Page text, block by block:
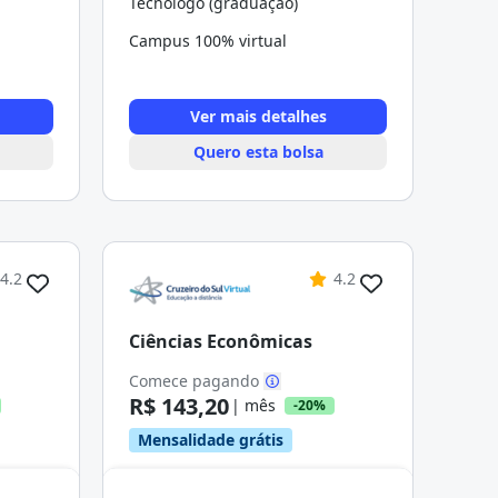
Campus 100% virtual
Ver mais detalhes
Quero esta bolsa
4.2 4.2
Ciências Econômicas
Comece pagando
R$ 143,20 | mês -20%
Mensalidade grátis